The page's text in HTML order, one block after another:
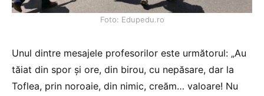
Foto: Edupedu.ro
Unul dintre mesajele profesorilor este următorul: „Au
tăiat din spor și ore, din birou, cu nepăsare, dar la
Toflea, prin noroaie, din nimic, creăm… valoare! Nu